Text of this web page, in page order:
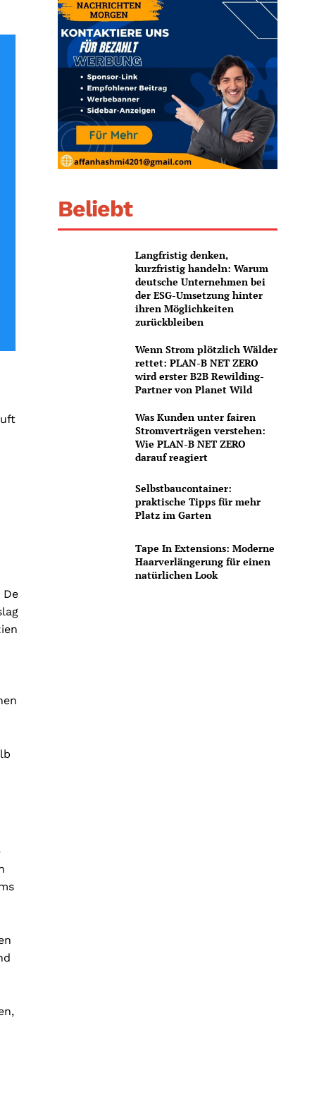
Beliebt
Langfristig denken,
kurzfristig handeln: Warum
deutsche Unternehmen bei
der ESG-Umsetzung hinter
ihren Möglichkeiten
zurückbleiben
Wenn Strom plötzlich Wälder
rettet: PLAN-B NET ZERO
wird erster B2B Rewilding-
Partner von Planet Wild
Was Kunden unter fairen
Stromverträgen verstehen:
Wie PLAN-B NET ZERO
darauf reagiert
Selbstbaucontainer:
praktische Tipps für mehr
Platz im Garten
Tape In Extensions: Moderne
Haarverlängerung für einen
natürlichen Look